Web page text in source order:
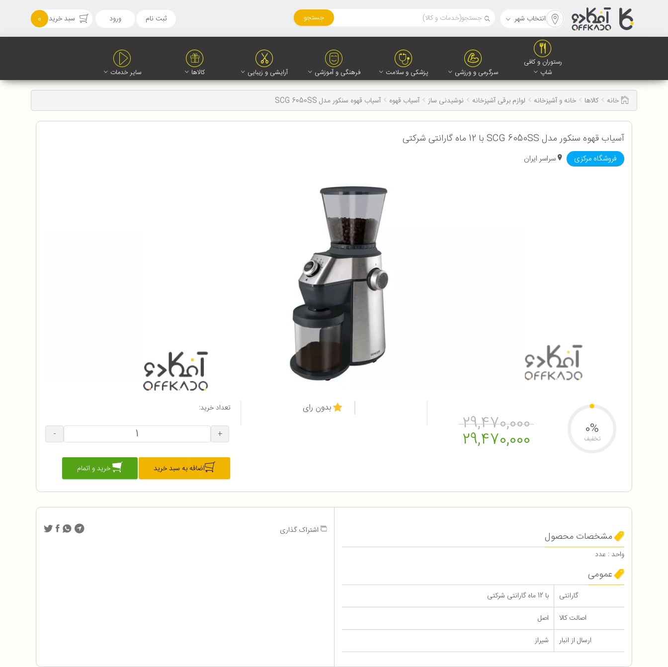
انتخاب شهر جستجو ثبت نام ورود سبد خرید 0
رستوران و کافی
شاپ
سرگرمی و ورزشی پزشکی و سلامت فرهنگی و آموزشی آرایشی و زیبایی کالاها سایر خدمات
خانه کالاها خانه و آشپزخانه لوازم برقی آشپزخانه نوشیدنی ساز آسیاب قهوه آسیاب قهوه سنکور مدل SCG 6050SS
آسیاب قهوه سنکور مدل SCG 6050SS با 12 ماه گارانتی شرکتی
فروشگاه مرکزی سراسر ایران
29,470,000
29,470,000 0%
تخفیف
بدون رای تعداد خرید:
+
-
اضافه به سبد خرید خرید و اتمام
مشخصات محصول
واحد : عدد
عمومی
گارانتی
با 12 ماه گارانتی شرکتی
اصالت کالا
اصل
ارسال از انبار
شیراز
اشتراک گذاری